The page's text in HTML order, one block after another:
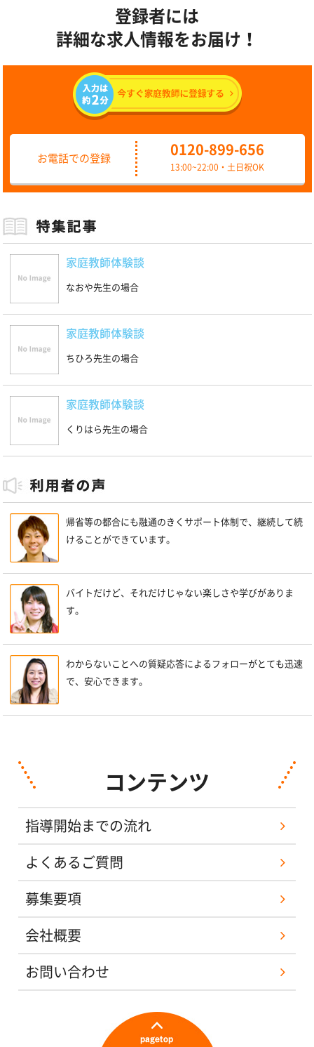
登録者には
詳細な求人情報をお届け！
お電話での登録
0120-899-656
13:00~22:00・土日祝OK
家庭教師体験談
なおや先生の場合
家庭教師体験談
ちひろ先生の場合
家庭教師体験談
くりはら先生の場合
帰省等の都合にも融通のきくサポート体制で、継続して続
けることができています。
バイトだけど、それだけじゃない楽しさや学びがありま
す。
わからないことへの質疑応答によるフォローがとても迅速
で、安心できます。
コンテンツ
指導開始までの流れ
よくあるご質問
募集要項
会社概要
お問い合わせ